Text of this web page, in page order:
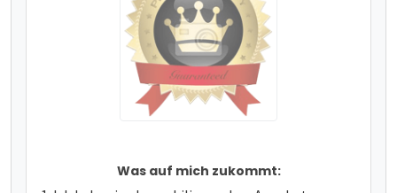
Was auf mich zukommt: